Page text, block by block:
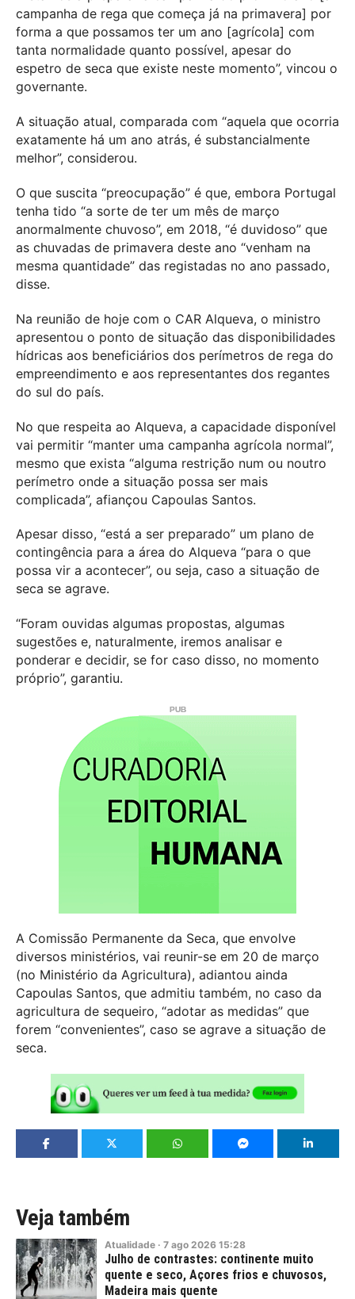
campanha de rega que começa já na primavera] por
forma a que possamos ter um ano [agrícola] com
tanta normalidade quanto possível, apesar do
espetro de seca que existe neste momento”, vincou o
governante.
A situação atual, comparada com “aquela que ocorria
exatamente há um ano atrás, é substancialmente
melhor”, considerou.
O que suscita “preocupação” é que, embora Portugal
tenha tido “a sorte de ter um mês de março
anormalmente chuvoso”, em 2018, “é duvidoso” que
as chuvadas de primavera deste ano “venham na
mesma quantidade” das registadas no ano passado,
disse.
Na reunião de hoje com o CAR Alqueva, o ministro
apresentou o ponto de situação das disponibilidades
hídricas aos beneficiários dos perímetros de rega do
empreendimento e aos representantes dos regantes
do sul do país.
No que respeita ao Alqueva, a capacidade disponível
vai permitir “manter uma campanha agrícola normal”,
mesmo que exista “alguma restrição num ou noutro
perímetro onde a situação possa ser mais
complicada”, afiançou Capoulas Santos.
Apesar disso, “está a ser preparado” um plano de
contingência para a área do Alqueva “para o que
possa vir a acontecer”, ou seja, caso a situação de
seca se agrave.
“Foram ouvidas algumas propostas, algumas
sugestões e, naturalmente, iremos analisar e
ponderar e decidir, se for caso disso, no momento
próprio”, garantiu.
A Comissão Permanente da Seca, que envolve
diversos ministérios, vai reunir-se em 20 de março
(no Ministério da Agricultura), adiantou ainda
Capoulas Santos, que admitiu também, no caso da
agricultura de sequeiro, “adotar as medidas” que
forem “convenientes”, caso se agrave a situação de
seca.
Veja também
Atualidade · 7 ago 2026 15:28
Julho de contrastes: continente muito
quente e seco, Açores frios e chuvosos,
Madeira mais quente